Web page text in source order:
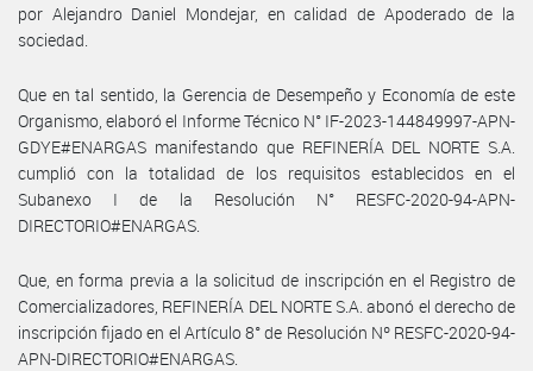
por Alejandro Daniel Mondejar, en calidad de Apoderado de la
sociedad.
Que en tal sentido, la Gerencia de Desempeño y Economía de este
Organismo, elaboró el Informe Técnico N° IF-2023-144849997-APN-
GDYE#ENARGAS manifestando que REFINERÍA DEL NORTE S.A.
cumplió con la totalidad de los requisitos establecidos en el
Subanexo I de la Resolución N° RESFC-2020-94-APN-
DIRECTORIO#ENARGAS.
Que, en forma previa a la solicitud de inscripción en el Registro de
Comercializadores, REFINERÍA DEL NORTE S.A. abonó el derecho de
inscripción fijado en el Artículo 8° de Resolución Nº RESFC-2020-94-
APN-DIRECTORIO#ENARGAS.